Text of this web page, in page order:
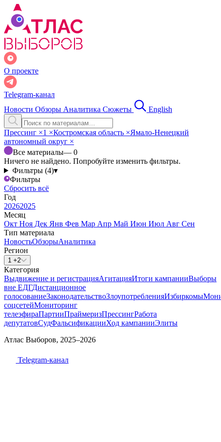
О проекте
Telegram-канал
Новости Обзоры Аналитика Сюжеты English
Прессинг ×1 ×Костромская область ×Ямало-Ненецкий
автономный округ ×
Все материалы— 0
Ничего не найдено. Попробуйте изменить фильтры.
Фильтры (4)▾
Фильтры
Сбросить всё
Год
20262025
Месяц
Окт Ноя Дек Янв Фев Мар Апр Май Июн Июл Авг Сен
Тип материала
НовостьОбзорыАналитика
Регион
1 +2
Категория
Выдвижение и регистрацияАгитацияИтоги кампанииВыборы
вне ЕДГДистанционное
голосованиеЗаконодательствоЗлоупотребленияИзбиркомы
соцсетейМониторинг
телеэфираПартииПраймеризПрессингРабота
депутатовСудФальсификацииХод кампанииЭлиты
Атлас Выборов, 2025–2026
Telegram-канал